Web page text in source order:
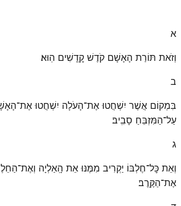
א
וְזֹאת תּוֹרַת הָאָשָׁם קֹדֶשׁ קׇֽדָשִׁים הֽוּא׃
ב
בִּמְקוֹם אֲשֶׁר יִשְׁחֲטוּ אֶת־הָעֹלָה יִשְׁחֲטוּ
עַל־הַמִּזְבֵּחַ סָבִֽיב׃
ג
וְאֵת כׇּל־חֶלְבּוֹ יַקְרִיב מִמֶּנּוּ אֵת הָֽאַלְיָה
אֶת־הַקֶּֽרֶב׃